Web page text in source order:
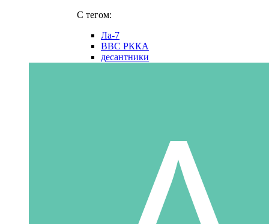
C тегом:
Ла-7
ВВС РККА
десантники